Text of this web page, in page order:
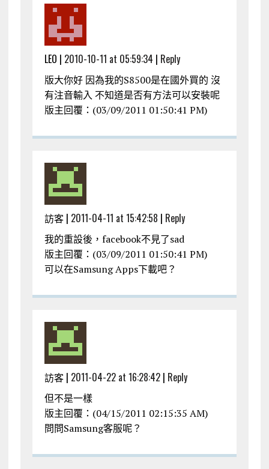
LEO | 2010-10-11 at 05:59:34 | Reply
版大你好 因為我的S8500是在國外買的 沒
有注音輸入 不知道是否有方法可以安裝呢
版主回覆：(03/09/2011 01:50:41 PM)
訪客 | 2011-04-11 at 15:42:58 | Reply
我的重設後，facebook不見了sad
版主回覆：(03/09/2011 01:50:41 PM)
可以在Samsung Apps下載吧？
訪客 | 2011-04-22 at 16:28:42| Reply
但不是一樣
版主回覆：(04/15/2011 02:15:35 AM)
問問Samsung客服呢？